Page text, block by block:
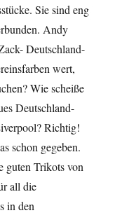
Sie sind eng
Andy
Deutschland-
wert,
Wie scheiße
Deutschland-
Richtig!
schon gegeben.
guten Trikots von
all die
in den